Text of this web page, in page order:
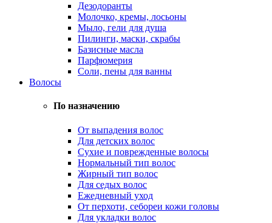
Дезодоранты
Молочко, кремы, лосьоны
Мыло, гели для душа
Пилинги, маски, скрабы
Базисные масла
Парфюмерия
Соли, пены для ванны
Волосы
По назначению
От выпадения волос
Для детских волос
Сухие и поврежденные волосы
Нормальный тип волос
Жирный тип волос
Для седых волос
Ежедневный уход
От перхоти, себореи кожи головы
Для укладки волос